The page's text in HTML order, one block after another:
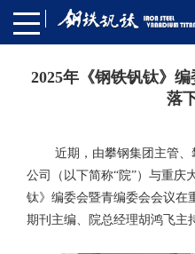
2025年《钢铁钒钛》
落
近期，由攀钢集团主管
公司（以下简称“院”）与重庆
钛》编委会暨青编委会会议在
期刊主编、院总经理胡鸿飞主